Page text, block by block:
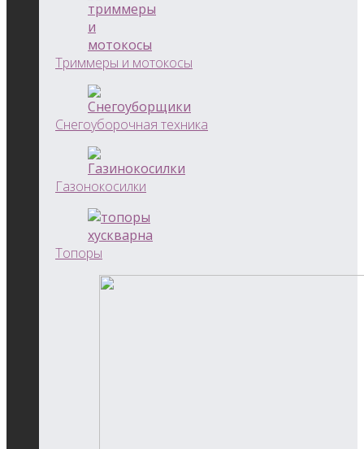
Триммеры и мотокосы
Снегоуборочная техника
Газонокосилки
Топоры